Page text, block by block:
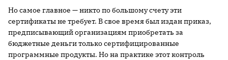
Но самое главное — никто по большому счету эти
сертификаты не требует. В свое время был издан приказ,
предписывающий организациям приобретать за
бюджетные деньги только сертифицированные
программные продукты. Но на практике этот контроль